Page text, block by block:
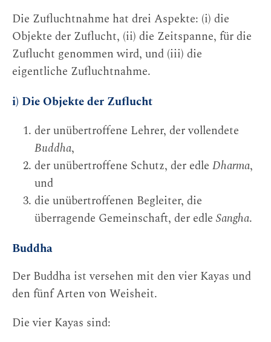
Die Zufluchtnahme hat drei Aspekte: (i) die
Objekte der Zuflucht, (ii) die Zeitspanne, für die
Zuflucht genommen wird, und (iii) die
eigentliche Zufluchtnahme.
i) Die Objekte der Zuflucht
der unübertroffene Lehrer, der vollendete
Buddha,
der unübertroffene Schutz, der edleDharma,
und
die unübertroffenen Begleiter, die
überragende Gemeinschaft, der edleSangha.
Buddha
Der Buddha ist versehen mit den vier Kayas und
den fünf Arten von Weisheit.
Die vier Kayas sind: